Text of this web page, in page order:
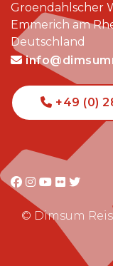
Groendahlscher
Emmerich am
Deutschland
+49 (0)
© Dimsum